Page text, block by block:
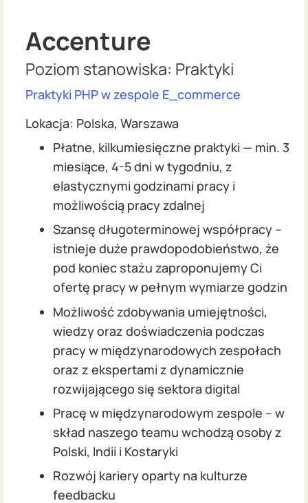
Accenture
Poziom stanowiska: Praktyki
Praktyki PHP w zespole E_commerce
Lokacja: Polska, Warszawa
Płatne, kilkumiesięczne praktyki — min. 3
miesiące, 4-5 dni w tygodniu, z
elastycznymi godzinami pracy i
możliwością pracy zdalnej
Szansę długoterminowej współpracy –
istnieje duże prawdopodobieństwo, że
pod koniec stażu zaproponujemy Ci
ofertę pracy w pełnym wymiarze godzin
Możliwość zdobywania umiejętności,
wiedzy oraz doświadczenia podczas
pracy w międzynarodowych zespołach
oraz z ekspertami z dynamicznie
rozwijającego się sektora digital
Pracę w międzynarodowym zespole – w
skład naszego teamu wchodzą osoby z
Polski, Indii i Kostaryki
Rozwój kariery oparty na kulturze
feedbacku